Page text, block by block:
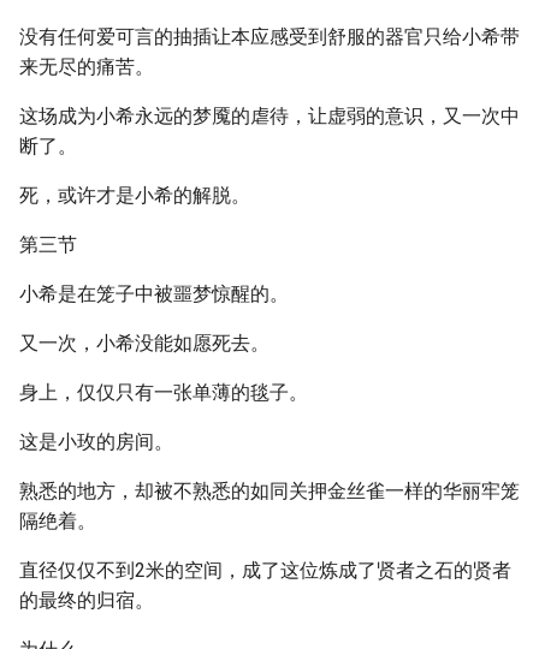
没有任何爱可言的抽插让本应感受到舒服的器官只给小希带
来无尽的痛苦。
这场成为小希永远的梦魇的虐待，让虚弱的意识，又一次中
断了。
死，或许才是小希的解脱。
第三节
小希是在笼子中被噩梦惊醒的。
又一次，小希没能如愿死去。
身上，仅仅只有一张单薄的毯子。
这是小玫的房间。
熟悉的地方，却被不熟悉的如同关押金丝雀一样的华丽牢笼
隔绝着。
直径仅仅不到2米的空间，成了这位炼成了贤者之石的贤者
的最终的归宿。